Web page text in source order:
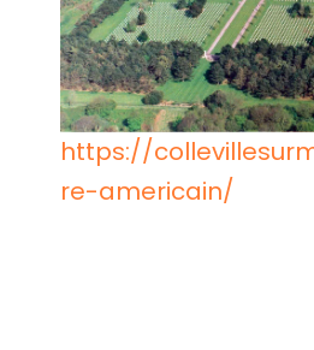
https://
re-americain/